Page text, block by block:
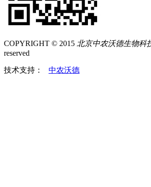
COPYRIGHT © 2015 北京中农沃德生物科
reserved
技术支持： 中农沃德